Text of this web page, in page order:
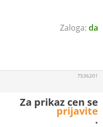
da
7536201
Za prikaz cen se
prijavite
.